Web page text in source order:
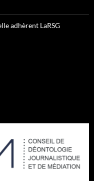
adhèrent LaRSG